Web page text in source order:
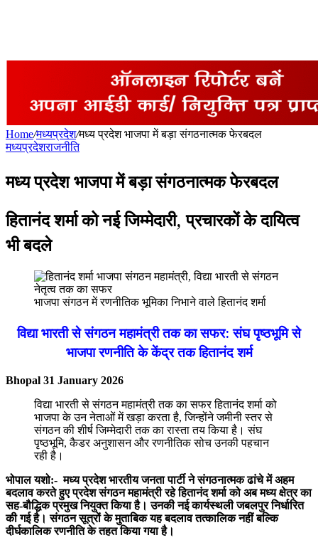
Home/मध्यप्रदेश/मध्य प्रदेश भाजपा में बड़ा संगठनात्मक फेरबदल
मध्यप्रदेशराजनीति
मध्य प्रदेश भाजपा में बड़ा संगठनात्मक फेरबदल
हितानंद शर्मा को नई जिम्मेदारी, प्रचारकों के दायित्व
भी बदले
भाजपा संगठन में रणनीतिक भूमिका निभाने वाले हितानंद शर्मा
विद्या भारती से संगठन महामंत्री तक का सफर: संघ पृष्ठभूमि से
भाजपा रणनीति के केंद्र तक हितानंद शर्म
Bhopal 31 January 2026
विद्या भारती से संगठन महामंत्री तक का सफर हितानंद शर्मा को
भाजपा के उन नेताओं में खड़ा करता है, जिन्होंने जमीनी स्तर से
संगठन की शीर्ष जिम्मेदारी तक का रास्ता तय किया है। संघ
पृष्ठभूमि, कैडर अनुशासन और रणनीतिक सोच उनकी पहचान
रही है।
भोपाल यशो:- मध्य प्रदेश भारतीय जनता पार्टी ने संगठनात्मक ढांचे में अहम
बदलाव करते हुए प्रदेश संगठन महामंत्री रहे हितानंद शर्मा को अब मध्य क्षेत्र का
सह-बौद्धिक प्रमुख नियुक्त किया है। उनकी नई कार्यस्थली जबलपुर निर्धारित
की गई है। संगठन सूत्रों के मुताबिक यह बदलाव तत्कालिक नहीं बल्कि
दीर्घकालिक रणनीति के तहत किया गया है।